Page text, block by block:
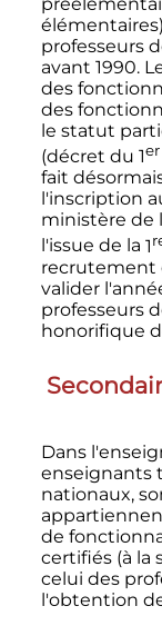
professeurs
avant 1990.
des
des
le statut
(décret du 1er
fait
l'inscription
ministère de
l'issue de la 1
recrutement
valider
professeurs
honorifique
Dans
enseignants
nationaux,
de
certifiés (à la
celui des
l'obtention